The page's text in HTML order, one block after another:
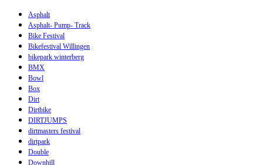
Asphalt
Asphalt- Pump- Track
Bike Festival
Bikefestival Willingen
bikepark winterberg
BMX
Bowl
Box
Dirt
Dirtbike
DIRTJUMPS
dirtmasters festival
dirtpark
Double
Downhill